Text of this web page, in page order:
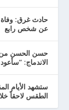
حادث غرق:
عن شخص رابع
حسن الحسن من
الاندماج:
ستشهد الأيام
الطقس لاحقاً